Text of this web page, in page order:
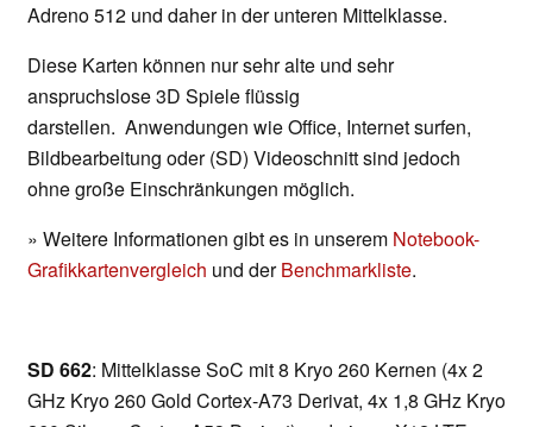
Adreno 512 und daher in der unteren Mittelklasse.
Diese Karten können nur sehr alte und sehr
anspruchslose 3D Spiele flüssig
darstellen. Anwendungen wie Office, Internet surfen,
Bildbearbeitung oder (SD) Videoschnitt sind jedoch
ohne große Einschränkungen möglich.
» Weitere Informationen gibt es in unserem Notebook-
Grafikkartenvergleich und derBenchmarkliste.
SD 662: Mittelklasse SoC mit 8 Kryo 260 Kernen (4x 2
GHz Kryo 260 Gold Cortex-A73 Derivat, 4x 1,8 GHz Kryo